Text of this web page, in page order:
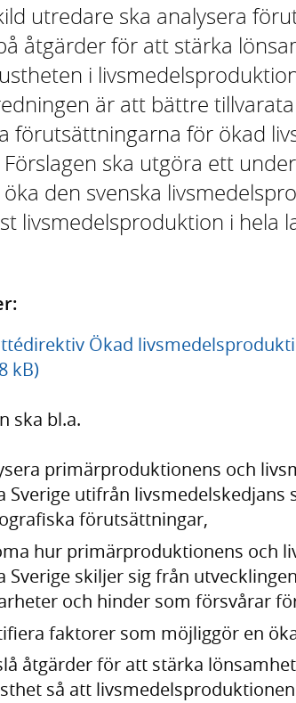
utredare ska analysera
åtgärder för att stärka
i
är att bättre
förutsättningarna för ökad
Förslagen ska utgöra ett
den svenska
livsmedelsproduktion i hela
Ökad
kB)
ska bl.a.
primärproduktionens och
Sverige utifrån
förutsättningar,
hur primärproduktionens och
Sverige skiljer sig från
och hinder som försvårar
faktorer som möjliggör en
åtgärder för att stärka
så att